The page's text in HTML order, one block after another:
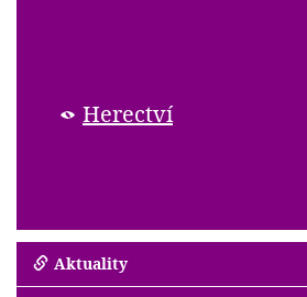
Aktuality
Herectví